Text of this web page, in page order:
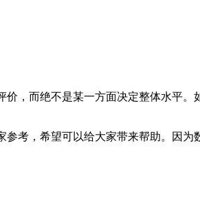
，而绝不是某一方面决定整体水平
考，希望可以给大家带来帮助。因